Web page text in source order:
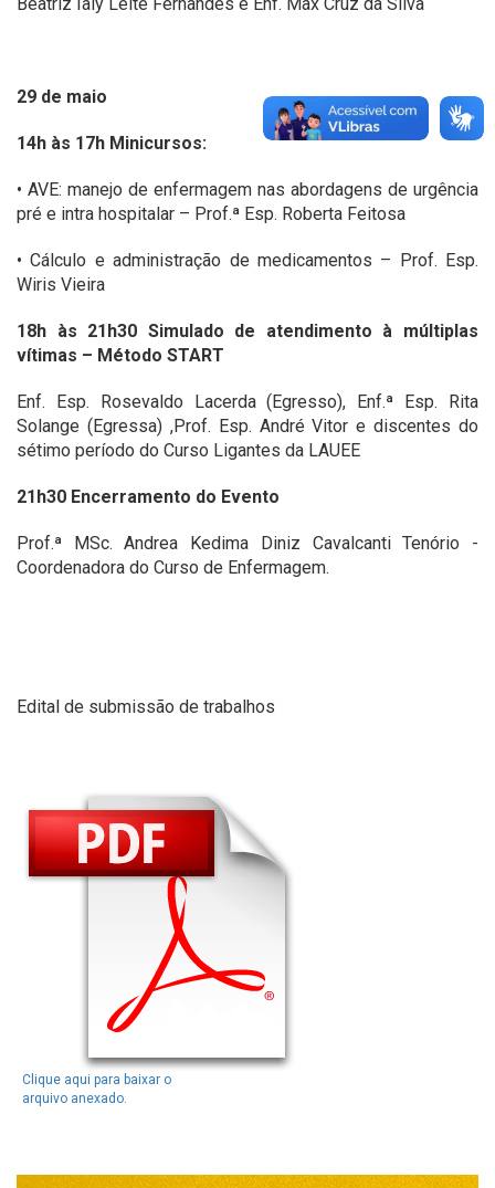
29 de maio
14h às 17h Minicursos:
• AVE: manejo de enfermagem nas abordagens de urgência
pré e intra hospitalar – Prof.ª Esp. Roberta Feitosa
• Cálculo e administração de medicamentos – Prof. Esp.
Wiris Vieira
18h às 21h30 Simulado de atendimento à múltiplas
vítimas – Método START
Enf. Esp. Rosevaldo Lacerda (Egresso), Enf.ª Esp. Rita
Solange (Egressa) ,Prof. Esp. André Vitor e discentes do
sétimo período do Curso Ligantes da LAUEE
21h30 Encerramento do Evento
Prof.ª MSc. Andrea Kedima Diniz Cavalcanti Tenório -
Coordenadora do Curso de Enfermagem.
Edital de submissão de trabalhos
Clique aqui para baixar o
arquivo anexado.